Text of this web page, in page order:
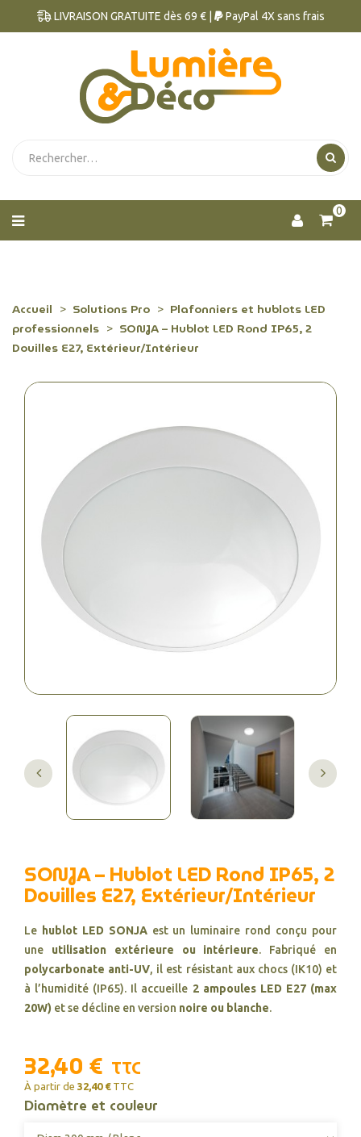
LIVRAISON GRATUITE dès 69 € | PayPal 4X sans frais
0
Accueil Solutions Pro
Plafonniers et hublots LED
professionnels
SONJA – Hublot LED Rond IP65, 2
Douilles E27, Extérieur/Intérieur
SONJA – Hublot LED Rond IP65, 2
Douilles E27, Extérieur/Intérieur
Le hublot LED SONJAest un luminaire rond conçu pour
une utilisation extérieure ou intérieure. Fabriqué en
polycarbonate anti-UV, il est résistant aux chocs (IK10) et
à l’humidité (IP65). Il accueille 2 ampoules LED E27 (max
20W) et se décline en version noire ou blanche.
32,40 € TTC
À partir de 32,40 € TTC
Diamètre et couleur